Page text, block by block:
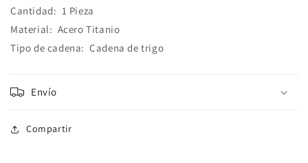
Cantidad: 1 Pieza
Material: Acero Titanio
Tipo de cadena: Cadena de trigo
Envío
Compartir